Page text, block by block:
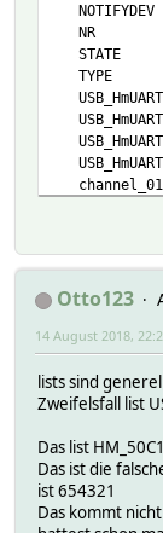
NR
STATE
TYPE
channel_01
channel_04
channel_05
channel_06
protCmdPend
protLastRcv
protRcv 6
protSnd 5
READINGS:
2018-
2018-08-14
Otto123
14 August 2018,
lists sind
Zweifelsfall list
Das list
Das ist die
ist 654321
Das kommt